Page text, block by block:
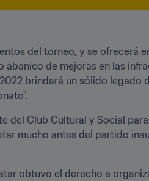
del torneo, y se ofrecerá
de mejoras en las
brindará un sólido legado
del Club Cultural y Social
mucho antes del partido
obtuvo el derecho a